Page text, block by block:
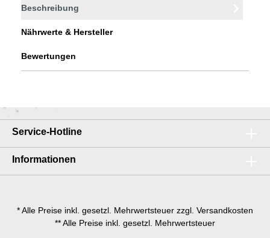
Beschreibung
Nährwerte & Hersteller
Bewertungen
Service-Hotline
Informationen
* Alle Preise inkl. gesetzl. Mehrwertsteuer zzgl. Versandkosten
** Alle Preise inkl. gesetzl. Mehrwertsteuer